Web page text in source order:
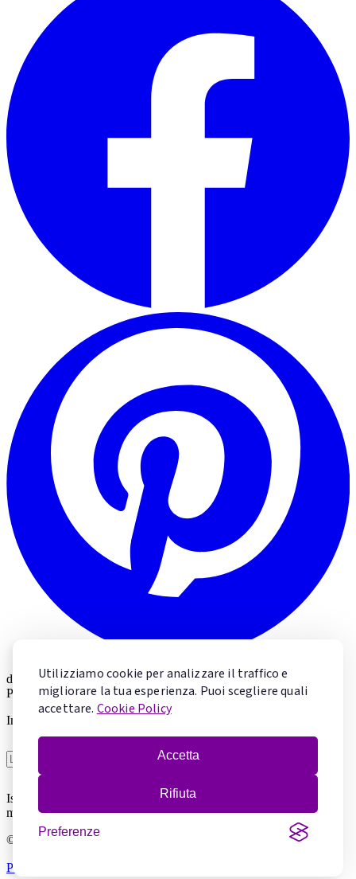
Utilizziamo cookie per analizzare il traffico e
migliorare la tua esperienza. Puoi scegliere quali
accettare. Cookie Policy
Accetta
Rifiuta
Preferenze
di
Valeria Marolda
Pastry Chef & Chocolate Specialist
Impara la pasticceria con Valeria
Voglio imparare
Iscrivendoti accetti la Privacy Policy. Puoi cancellarti in qualsiasi
momento.
© 2026 Mentecontorta. Tutti i diritti riservati.
Privacy Policy